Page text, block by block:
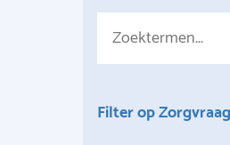
Filter op Zorgvraag